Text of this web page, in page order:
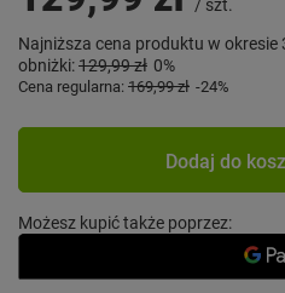
Najniższa cena produktu w
obniżki:129,99 zł 0%
Cena regularna: 169,99 zł -24%
Dodaj do
Możesz kupić także poprzez: